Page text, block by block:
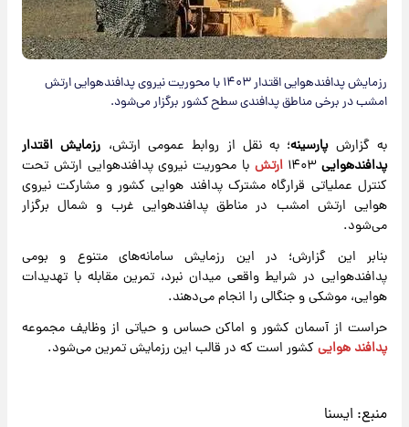
رزمایش پدافندهوایی اقتدار ۱۴۰۳ با محوریت نیروی پدافندهوایی ارتش
امشب در برخی مناطق پدافندی سطح کشور برگزار می‌شود.
به گزارشپارسینه؛ به نقل از روابط‌ عمومی ارتش، رزمایش اقتدار
پدافندهوایی ۱۴۰۳ ارتش با محوریت نیروی پدافندهوایی ارتش تحت
کنترل عملیاتی قرارگاه مشترک پدافند هوایی کشور و مشارکت نیروی
هوایی ارتش امشب در مناطق پدافندهوایی غرب و شمال برگزار
می‌شود.
بنابر این گزارش؛ در این رزمایش سامانه‌های متنوع و بومی
پدافندهوایی در شرایط واقعی میدان نبرد، تمرین مقابله با تهدیدات
هوایی، موشکی و جنگالی را انجام می‌دهند.
حراست از آسمان کشور و اماکن حساس و حیاتی از وظایف مجموعه
پدافند هواییکشور است که در قالب این رزمایش تمرین می‌شود.
منبع: ایسنا